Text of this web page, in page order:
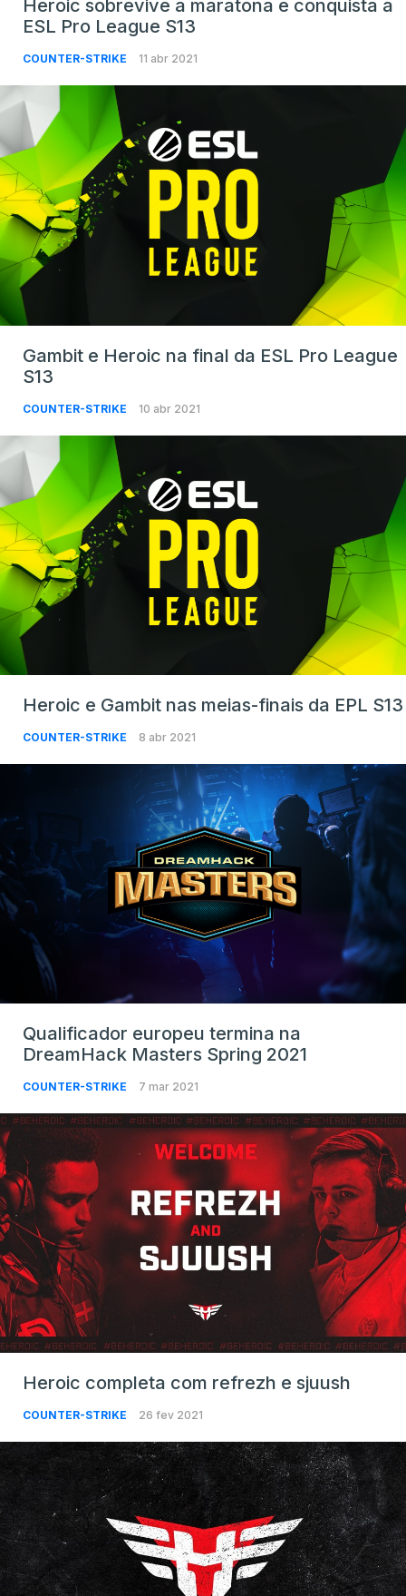
Heroic sobrevive a maratona e conquista a
ESL Pro League S13
COUNTER-STRIKE 11 abr 2021
Gambit e Heroic na final da ESL Pro League
S13
COUNTER-STRIKE 10 abr 2021
Heroic e Gambit nas meias-finais da EPL S13
COUNTER-STRIKE 8 abr 2021
Qualificador europeu termina na
DreamHack Masters Spring 2021
COUNTER-STRIKE 7 mar 2021
Heroic completa com refrezh e sjuush
COUNTER-STRIKE 26 fev 2021